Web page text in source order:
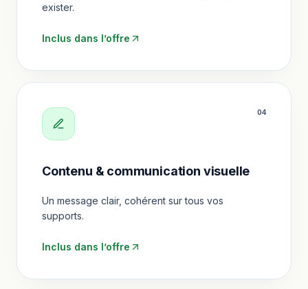
exister.
Inclus dans l’offre
04
Contenu & communication visuelle
Un message clair, cohérent sur tous vos
supports.
Inclus dans l’offre